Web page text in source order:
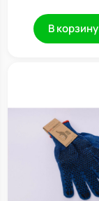
В корзину